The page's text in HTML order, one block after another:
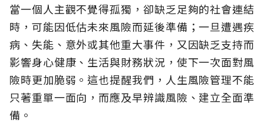
當一個人主觀不覺得孤獨，卻缺乏足夠的社會連結
時，可能因低估未來風險而延後準備；一旦遭遇疾
病、失能、意外或其他重大事件，又因缺乏支持而
影響身心健康、生活與財務狀況，使下一次面對風
險時更加脆弱。這也提醒我們，人生風險管理不能
只著重單一面向，而應及早辨識風險、建立全面準
備。